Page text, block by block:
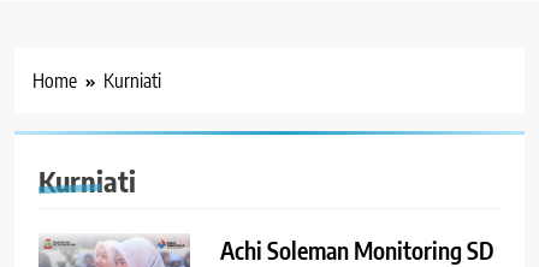
Home Kurniati
Kurniati
Achi Soleman Monitoring SD